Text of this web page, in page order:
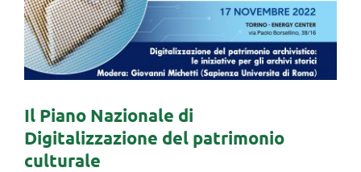
Digitalizzazione del
patrimonio culturale
Il Piano Nazionale di
Digitalizzazione del patrimonio
culturale